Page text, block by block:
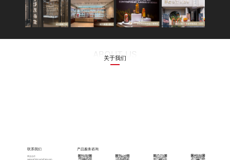
ABOUT US
关于我们
联系我们
商业合作
wangwf@moutaifans.com
产品服务咨询